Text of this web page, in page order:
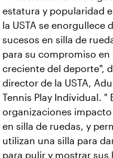
estatura y popularidad
la USTA se enorgullece
sucesos en silla de
para su compromiso
creciente del deporte",
director de la USTA,
Tennis Play Individual. "
organizaciones
en silla de ruedas, y
utilizan una silla para
para pulir y mostrar sus